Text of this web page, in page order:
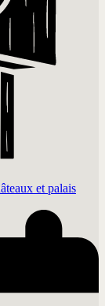
et palais